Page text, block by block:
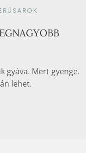
gyáva. Mert gyenge.
lehet.